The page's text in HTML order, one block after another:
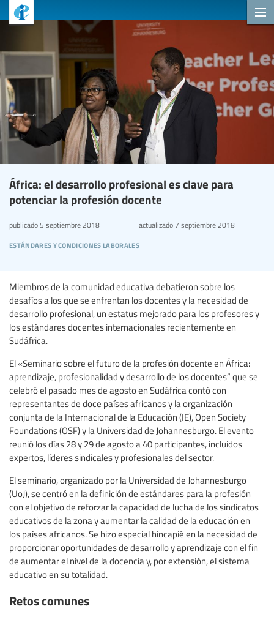
África: el desarrollo profesional es clave para
potenciar la profesión docente
estándares y condiciones laborales
publicado 5 septiembre 2018 actualizado7 septiembre 2018
Miembros de la comunidad educativa debatieron sobre los
desafíos a los que se enfrentan los docentes y la necesidad de
desarrollo profesional, un estatus mejorado para los profesores y
los estándares docentes internacionales recientemente en
Sudáfrica.
El «Seminario sobre el futuro de la profesión docente en África:
aprendizaje, profesionalidad y desarrollo de los docentes” que se
celebró el pasado mes de agosto en Sudáfrica contó con
representantes de doce países africanos y la organización
conjunta de la Internacional de la Educación (IE), Open Society
Foundations (OSF) y la Universidad de Johannesburgo. El evento
reunió los días 28 y 29 de agosto a 40 participantes, incluidos
expertos, líderes sindicales y profesionales del sector.
El seminario, organizado por la Universidad de Johannesburgo
(UoJ), se centró en la definición de estándares para la profesión
con el objetivo de reforzar la capacidad de lucha de los sindicatos
educativos de la zona y aumentar la calidad de la educación en
los países africanos. Se hizo especial hincapié en la necesidad de
proporcionar oportunidades de desarrollo y aprendizaje con el fin
de aumentar el nivel de la docencia y, por extensión, el sistema
educativo en su totalidad.
Retos comunes